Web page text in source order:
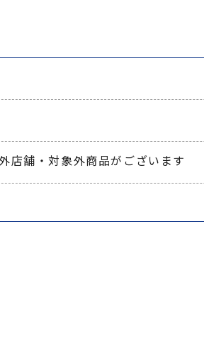
店舗・対象外商品がございます